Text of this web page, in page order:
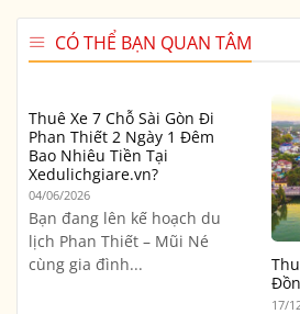
CÓ THỂ BẠN QUAN TÂM
Thuê Xe 7 Chỗ Sài Gòn Đi
Phan Thiết 2 Ngày 1 Đêm
Bao Nhiêu Tiền Tại
Xedulichgiare.vn?
04/06/2026
Bạn đang lên kế hoạch du
lịch Phan Thiết – Mũi Né
cùng gia đình...
17/